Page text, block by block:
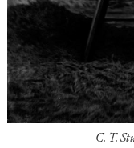
C. T.